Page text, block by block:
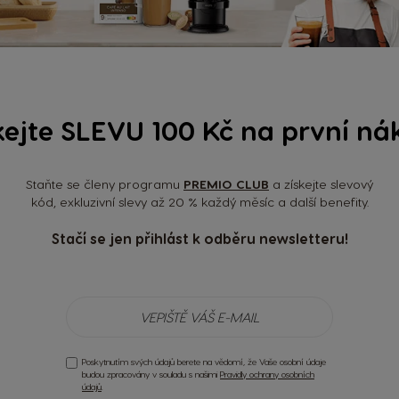
SLEVU 100 Kč na první
Staňte se členy programu PREMIO CLUB a získejte slevový
kód, exkluzivní slevy až 20 % každý měsíc a další benefity.
Stačí se jen přihlást k odběru newsletteru!
Poskytnutím svých údajů berete na vědomí, že Vaše osobní údaje
budou zpracovány v souladu s našimi Pravidly ochrany osobních
údajů
Více otázek?